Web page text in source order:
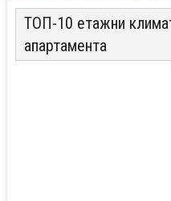
ТОП-10 етажни
апартамента